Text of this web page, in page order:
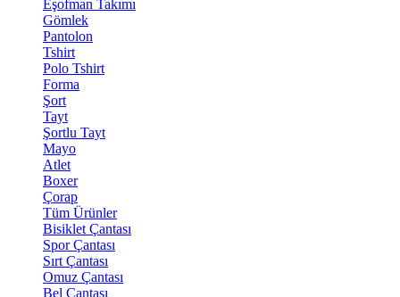
Eşofman Takımı
Gömlek
Pantolon
Tshirt
Polo Tshirt
Forma
Şort
Tayt
Şortlu Tayt
Mayo
Atlet
Boxer
Çorap
Tüm Ürünler
Bisiklet Çantası
Spor Çantası
Sırt Çantası
Omuz Çantası
Bel Çantası